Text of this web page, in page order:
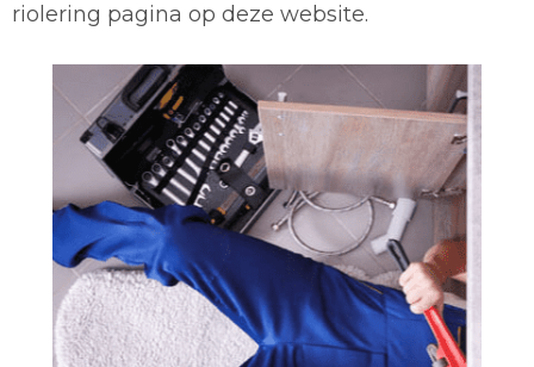
riolering pagina op deze website.